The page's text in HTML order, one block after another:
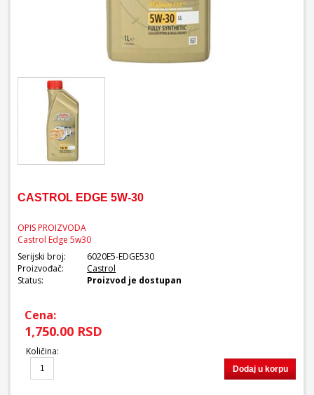
CASTROL EDGE 5W-30
OPIS PROIZVODA
Castrol Edge 5w30
Serijski broj:
6020E5-EDGE530
Proizvođač:
Castrol
Status:
Proizvod je dostupan
Cena:
1,750.00 RSD
Količina:
Dodaj u korpu